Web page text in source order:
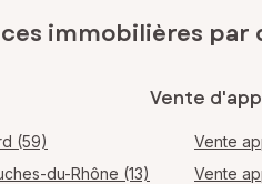
immobilières
(59)
du-Rhône (13)
Vente
Vente
Vente